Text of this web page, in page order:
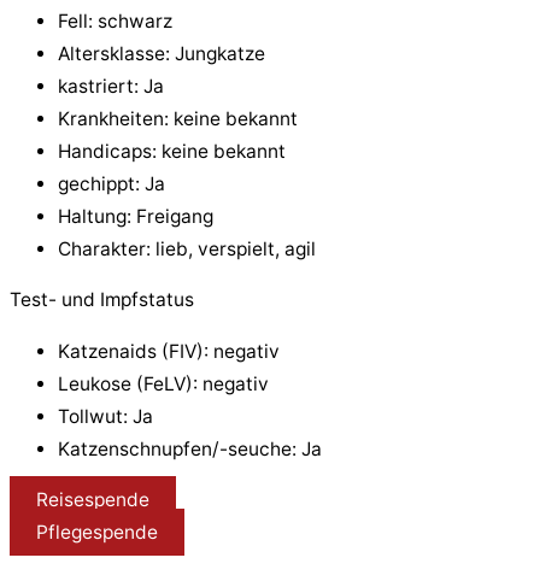
Fell: schwarz
Altersklasse: Jungkatze
kastriert: Ja
Krankheiten: keine bekannt
Handicaps: keine bekannt
gechippt: Ja
Haltung: Freigang
Charakter: lieb, verspielt, agil
Test- und Impfstatus
Katzenaids (FIV): negativ
Leukose (FeLV): negativ
Tollwut: Ja
Katzenschnupfen/-seuche: Ja
Reisespende
Pflegespende